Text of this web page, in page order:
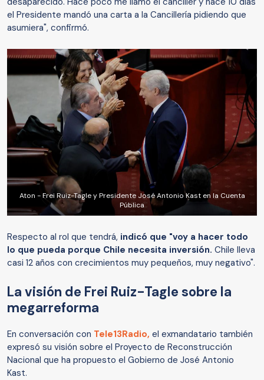
el Presidente mandó una carta a la Cancillería pidiendo que
asumiera", confirmó.
Aton - Frei Ruiz-Tagle y Presidente José Antonio Kast en la Cuenta
Pública
Respecto al rol que tendrá, indicó que "voy a hacer todo
lo que pueda porque Chile necesita inversión. Chile lleva
casi 12 años con crecimientos muy pequeños, muy negativo".
La visión de Frei Ruiz-Tagle sobre la
megarreforma
En conversación con Tele13Radio, el exmandatario también
expresó su visión sobre el Proyecto de Reconstrucción
Nacional que ha propuesto el Gobierno de José Antonio
Kast.